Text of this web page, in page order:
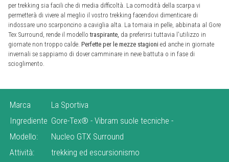
per trekking sia facili che di media difficoltà. La comodità della scarpa vi
permetterà di vivere al meglio il vostro trekking facendovi dimenticare di
indossare uno scarponcino a caviglia alta. La tomaia in pelle, abbinata al Gore
Tex Surround, rende il modellotraspirante, da preferirsi tuttavia l'utilizzo in
giornate non troppo calde. Perfette per le mezze stagioni ed anche in giornate
invernali se sappiamo di dover camminare in neve battuta o in fase di
scioglimento.
Marca
La Sportiva
Ingrediente Gore-Tex® - Vibram suole tecniche -
Modello:
Nucleo GTX Surround
Attività:
trekking ed escursionismo